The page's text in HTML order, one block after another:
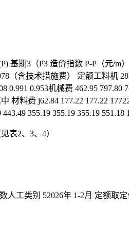
基期3（P3 造价指数 P-P（元/m
（含技术措施费） 定额工料机
0.991 0.953机械费 462.95
材料费 j62.84 177.22 177.22
355.19 355.19 355.19
表2、3、4）
工类别 52026年 1-2月 定额取